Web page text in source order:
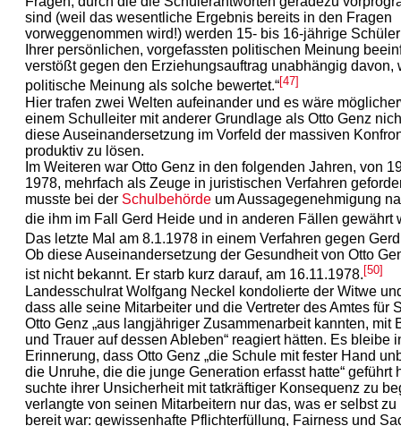
sind (weil das wesentliche Ergebnis bereits in den Fragen
vorweggenommen wird!) werden 15- bis 16-jährige
Ihrer persönlichen, vorgefassten politischen Meinung
verstößt gegen den Erziehungsauftrag unabhängig davon,
politische Meinung als solche bewertet.“[47]
Hier trafen zwei Welten aufeinander und es wäre
einem Schulleiter mit anderer Grundlage als Otto Genz
diese Auseinandersetzung im Vorfeld der massiven
produktiv zu lösen.
Im Weiteren war Otto Genz in den folgenden Jahren, von
1978, mehrfach als Zeuge in juristischen Verfahren
musste bei der Schulbehörde um Aussagegenehmigung
die ihm im Fall Gerd Heide und in anderen Fällen gewährt
Das letzte Mal am 8.1.1978 in einem Verfahren gegen
Ob diese Auseinandersetzung der Gesundheit von Otto
ist nicht bekannt. Er starb kurz darauf, am 16.11.1978. [50]
Landesschulrat Wolfgang Neckel kondolierte der Witwe
dass alle seine Mitarbeiter und die Vertreter des Amtes für
Otto Genz „aus langjähriger Zusammenarbeit kannten, mit
und Trauer auf dessen Ableben“ reagiert hätten. Es bleibe
Erinnerung, dass Otto Genz „die Schule mit fester Hand
die Unruhe, die die junge Generation erfasst hatte“ geführt
suchte ihrer Unsicherheit mit tatkräftiger Konsequenz zu
verlangte von seinen Mitarbeitern nur das, was er selbst zu
bereit war: gewissenhafte Pflichterfüllung, Fairness und